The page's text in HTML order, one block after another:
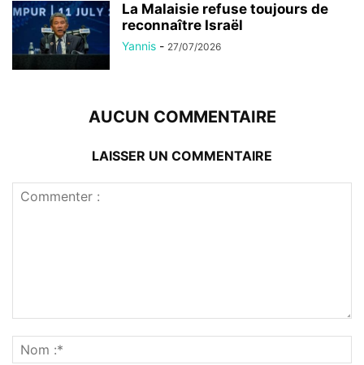
La Malaisie refuse toujours de
reconnaître Israël
Yannis - 27/07/2026
AUCUN COMMENTAIRE
LAISSER UN COMMENTAIRE